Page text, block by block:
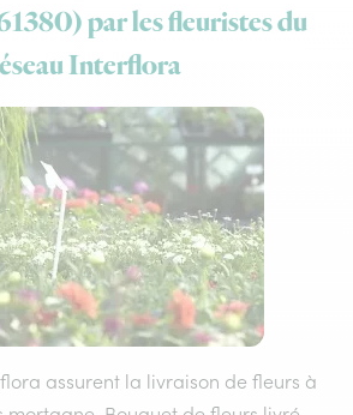
par les fleuristes du
Interflora
assurent la livraison de fleurs à